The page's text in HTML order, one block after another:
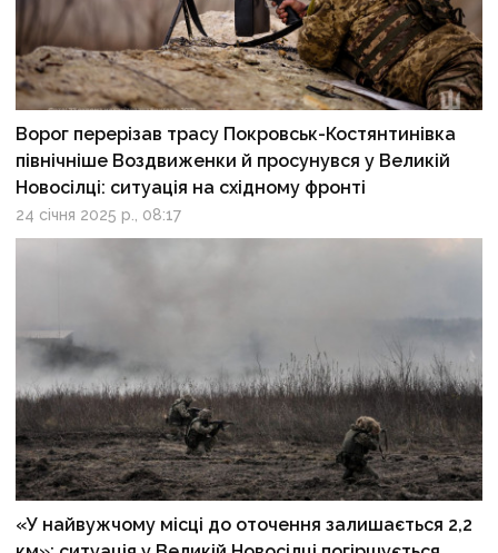
Ворог перерізав трасу Покровськ-Костянтинівка
північніше Воздвиженки й просунувся у Великій
Новосілці: ситуація на східному фронті
24 січня 2025 р., 08:17
«У найвужчому місці до оточення залишається 2,2